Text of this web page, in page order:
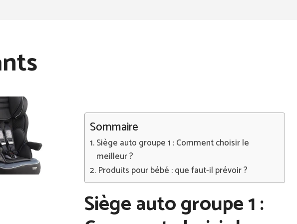
Sommaire
Siège auto groupe 1 : Comment choisir le
meilleur ?
Produits pour bébé : que faut-il prévoir ?
Siège auto groupe 1 :